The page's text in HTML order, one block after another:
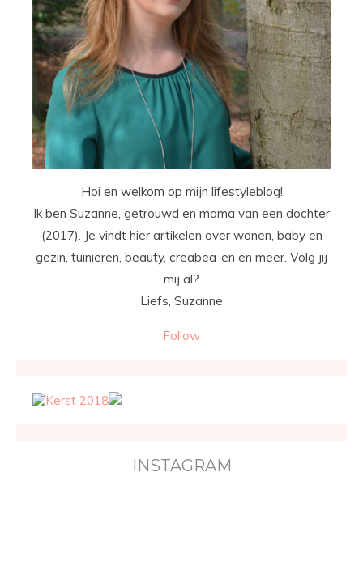
Hoi en welkom op mijn lifestyleblog!
Ik ben Suzanne, getrouwd en mama van een dochter
(2017). Je vindt hier artikelen over wonen, baby en
gezin, tuinieren, beauty, creabea-en en meer. Volg jij
mij al?
Liefs, Suzanne
Follow
INSTAGRAM